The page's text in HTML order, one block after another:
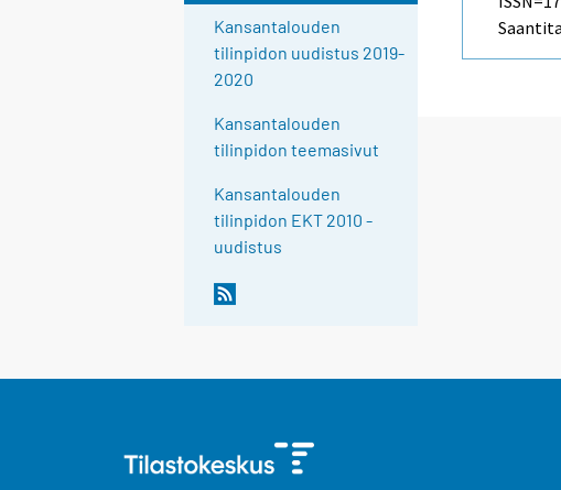
Kansantalouden
tilinpidon uudistus 2019-
2020
Kansantalouden
tilinpidon teemasivut
Kansantalouden
tilinpidon EKT 2010 -
uudistus